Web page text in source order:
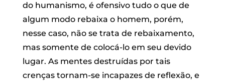
do humanismo, é ofensivo tudo o que de
algum modo rebaixa o homem, porém,
nesse caso, não se trata de rebaixamento,
mas somente de colocá-lo em seu devido
lugar. As mentes destruídas por tais
crenças tornam-se incapazes de reflexão, e